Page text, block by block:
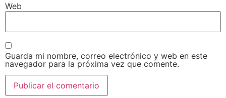
Web
Guarda mi nombre, correo electrónico y web en este
navegador para la próxima vez que comente.